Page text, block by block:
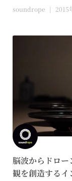
soundrope 2015
脳波からドロ
観を創造するイ